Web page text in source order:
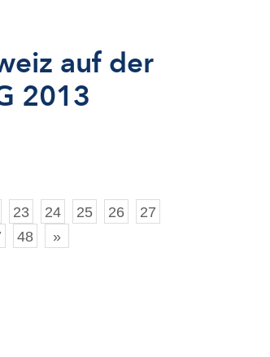
auf der
2013
23 24 25 26
27
48 »